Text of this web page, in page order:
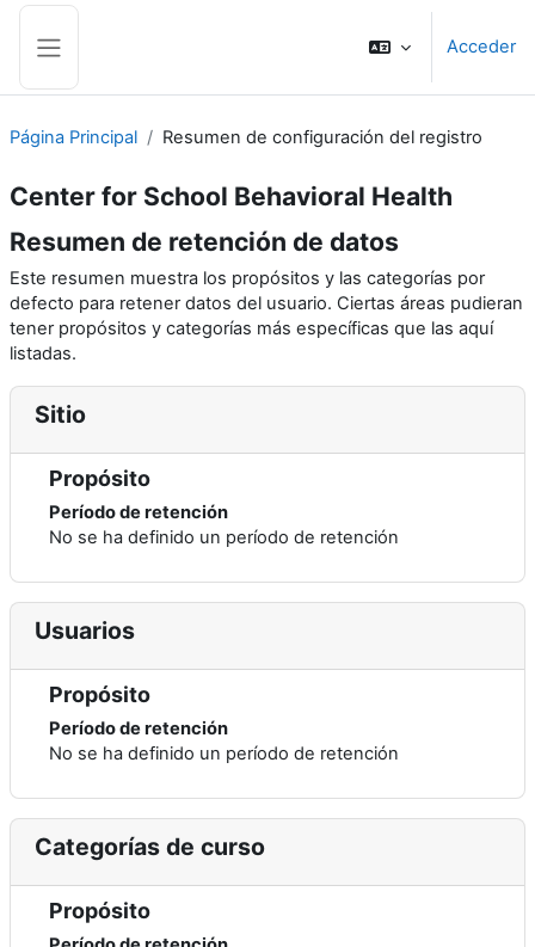
Salta al contenido principal
Acceder
Página Principal Resumen de configuración del registro
Center for School Behavioral Health
Resumen de retención de datos
Este resumen muestra los propósitos y las categorías por
defecto para retener datos del usuario. Ciertas áreas pudieran
tener propósitos y categorías más específicas que las aquí
listadas.
Sitio
Propósito
Período de retención
No se ha definido un período de retención
Usuarios
Propósito
Período de retención
No se ha definido un período de retención
Categorías de curso
Propósito